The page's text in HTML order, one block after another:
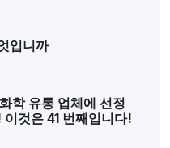
입니까
학 유통 업체에 선정
것은 41 번째입니다!